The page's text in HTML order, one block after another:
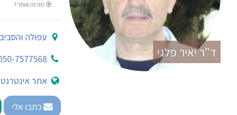
ד"ר יאיר פלגי
מה זה אומר ?
עפולה
7577568
אתר אינטרנט
כתבו אלי